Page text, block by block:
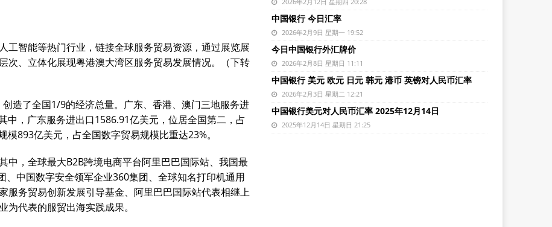
工智能等热门行业，链接全球服务贸易资源，通过展览展
次、立体化展现粤港澳大湾区服务贸易发展情况。（下转
造了全国1/9的经济总量。广东、香港、澳门三地服务进
中，广东服务进出口1586.91亿美元，位居全国第二，占
893亿美元，占全国数字贸易规模比重达23%。
中，全球最大B2B跨境电商平台阿里巴巴国际站、我国最
、中国数字安全领军企业360集团、全球知名打印机通用
服务贸易创新发展引导基金、阿里巴巴国际站代表相继上
代表的服贸出海实践成果。
中国银行 今日汇率
2026年2月9日 星期一 19:52
今日中国银行外汇牌价
2026年2月8日 星期日 11:11
中国银行 美元 欧元 日元 韩元 港币 英镑对人民币汇率
2026年2月3日 星期二 12:21
中国银行美元对人民币汇率 2025年12月14日
2025年12月14日 星期日 21:25